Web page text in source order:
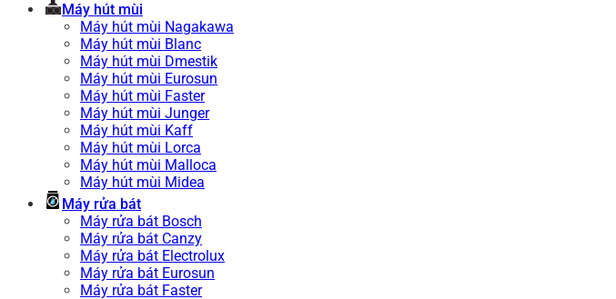
Máy hút mùi
Máy hút mùi Nagakawa
Máy hút mùi Blanc
Máy hút mùi Dmestik
Máy hút mùi Eurosun
Máy hút mùi Faster
Máy hút mùi Junger
Máy hút mùi Kaff
Máy hút mùi Lorca
Máy hút mùi Malloca
Máy hút mùi Midea
Máy rửa bát
Máy rửa bát Bosch
Máy rửa bát Canzy
Máy rửa bát Electrolux
Máy rửa bát Eurosun
Máy rửa bát Faster